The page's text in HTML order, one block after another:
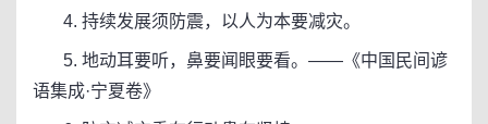
4. 持续发展须防震，以人为本要减灾。
5. 地动耳要听，鼻要闻眼要看。——《中国民间谚
语集成·宁夏卷》